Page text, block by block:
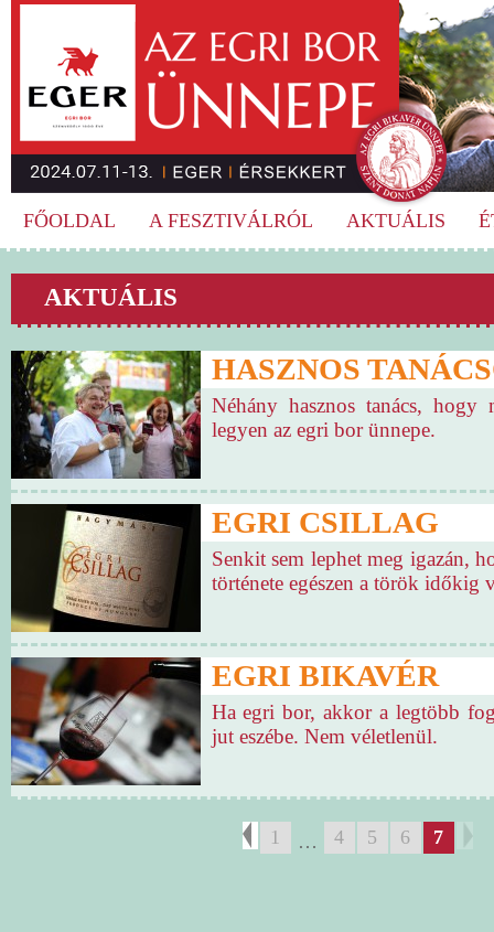
FŐOLDAL A FESZTIVÁLRÓL AKTUÁLIS
AKTUÁLIS
HASZNOS
Néhány hasznos tanács, hogy
legyen az egri bor ünnepe.
EGRI CSILLAG
Senkit sem lephet meg igazán,
története egészen a török időkig
EGRI BIKAVÉR
Ha egri bor, akkor a legtöbb
jut eszébe. Nem véletlenül.
1 … 4 5 6 7